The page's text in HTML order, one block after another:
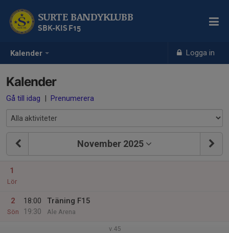
Kalender Logga in
SURTE BANDYKLUBB
SBK-KIS F15
Kalender
Gå till idag | Prenumerera
November 2025
1
Lör
2
Sön
18:00
19:30
Träning F15
Ale Arena
v.45